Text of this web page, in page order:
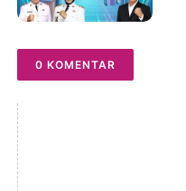
0 KOMENTAR